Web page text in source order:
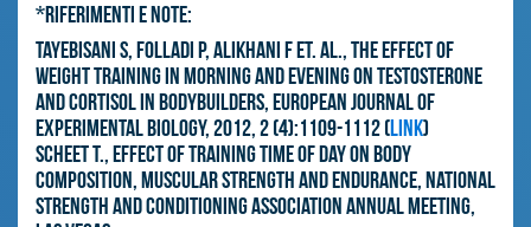
*RIFERIMENTI E NOTE:
Tayebisani S, Folladi P, Alikhani F et. al., The effect of
weight Training in morning and evening on testosterone
and cortisol in bodybuilders, European Journal of
Experimental Biology, 2012, 2 (4):1109-1112 (LINK)
Scheet T., Effect of training time of day on body
composition, muscular strength and endurance, National
Strength and Conditioning Association Annual Meeting,